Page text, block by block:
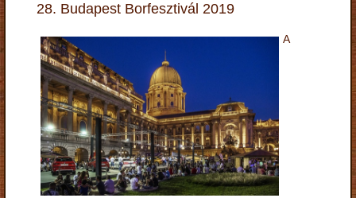
28. Budapest Borfesztivál 2019
A